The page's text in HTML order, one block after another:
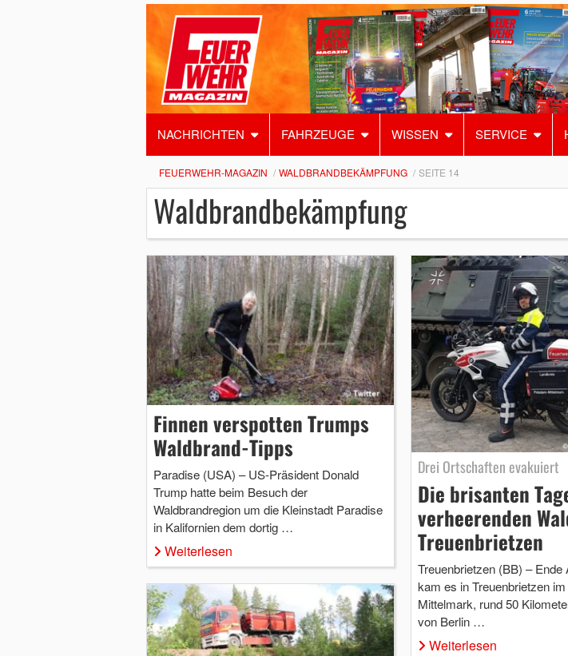
NACHRICHTEN FAHRZEUGE WISSEN SERVICE
FEUERWEHR-MAGAZIN WALDBRANDBEKÄMPFUNG SEITE 14
Waldbrandbekämpfung
Finnen verspotten Trumps
Waldbrand-Tipps
Paradise (USA) – US-Präsident Donald
Trump hatte beim Besuch der
Waldbrandregion um die Kleinstadt Paradise
in Kalifornien dem dortig …
Weiterlesen
Drei Ortschaften evakuiert
Die brisanten
verheerenden
Treuenbrietzen
Treuenbrietzen (BB) – Ende
kam es in Treuenbrietzen
Mittelmark, rund 50
von Berlin …
Weiterlesen